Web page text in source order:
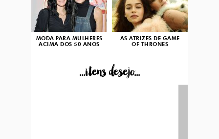
MODA PARA MULHERES
ACIMA DOS 50 ANOS
AS ATRIZES DE GAME
OF THRONES
...itens desejo...